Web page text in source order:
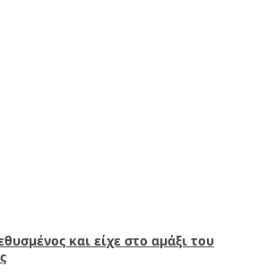
και είχε στο αμάξι του